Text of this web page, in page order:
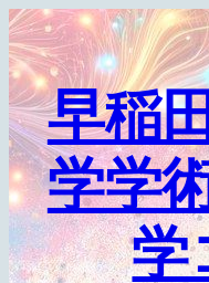
内
容
を
ス
キ
ッ
プ
早稲
学学
学